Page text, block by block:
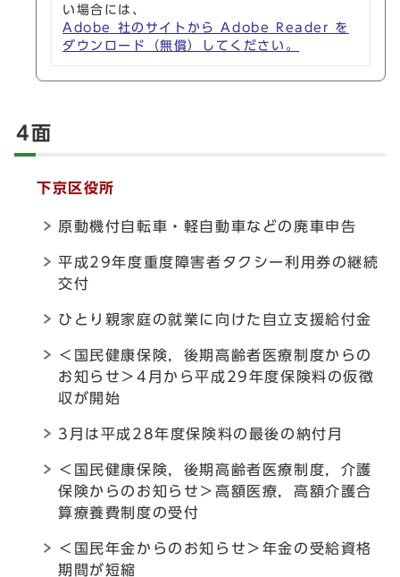
い場合には、
Adobe 社のサイトから Adobe Reader を
ダウンロード（無償）してください。
4面
下京区役所
原動機付自転車・軽自動車などの廃車申告
平成29年度重度障害者タクシー利用券の継続
交付
ひとり親家庭の就業に向けた自立支援給付金
＜国民健康保険，後期高齢者医療制度からの
お知らせ＞4月から平成29年度保険料の仮徴
収が開始
3月は平成28年度保険料の最後の納付月
＜国民健康保険，後期高齢者医療制度，介護
保険からのお知らせ＞高額医療，高額介護合
算療養費制度の受付
＜国民年金からのお知らせ＞年金の受給資格
期間が短縮